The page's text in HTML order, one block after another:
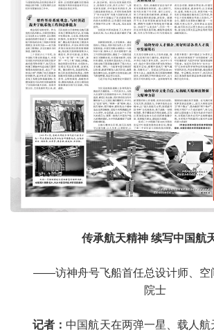
传承航天精神 续写中国航
——访神舟号飞船首任总设计师、空
院士
记者： 中国航天在两弹一星、载人